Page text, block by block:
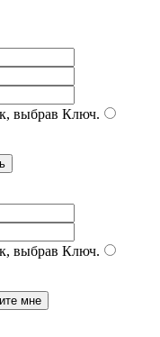
выбрав Ключ.
выбрав Ключ.